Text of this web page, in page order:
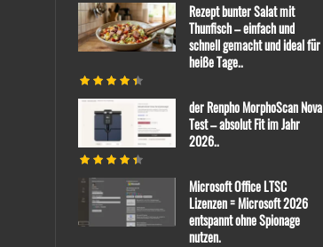
Rezept bunter Salat mit
Thunfisch – einfach und
schnell gemacht und ideal für
heiße Tage..
der Renpho MorphoScan Nova
Test – absolut Fit im Jahr
2026..
Microsoft Office LTSC
Lizenzen = Microsoft 2026
entspannt ohne Spionage
nutzen.